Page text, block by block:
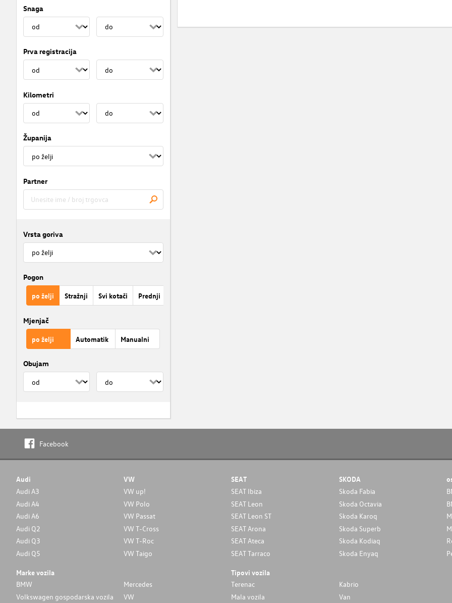
Snaga
Prva registracija
Kilometri
Županija
Partner
Vrsta goriva
Pogon
po želji Stražnji Svi kotači Prednji
Mjenjač
po želji Automatik Manualni
Obujam
Facebook
Audi
Audi A3
Audi A4
Audi A6
Audi Q2
Audi Q3
Audi Q5
VW
VW up!
VW Polo
VW Passat
VW T-Cross
VW T-Roc
VW Taigo
SEAT
SEAT Ibiza
SEAT Leon
SEAT Leon ST
SEAT Arona
SEAT Ateca
SEAT Tarraco
SKODA
Skoda Fabia
Skoda Octavia
Skoda Karoq
Skoda Superb
Skoda Kodiaq
Skoda Enyaq
Marke vozila
BMW
Mercedes
Volkswagen gospodarska vozila
VW
Tipovi vozila
Terenac
Kabrio
Mala vozila
Van